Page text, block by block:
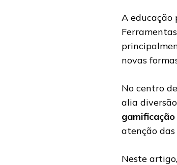
A educação
novas
No centro
alia
atenção
Neste